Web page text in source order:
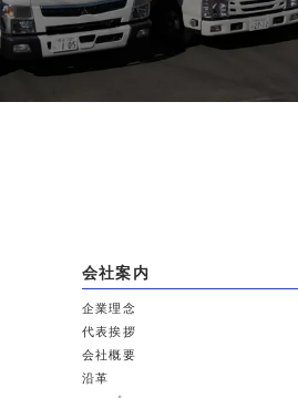
会社案内
企業理念
代表挨拶
会社概要
沿革